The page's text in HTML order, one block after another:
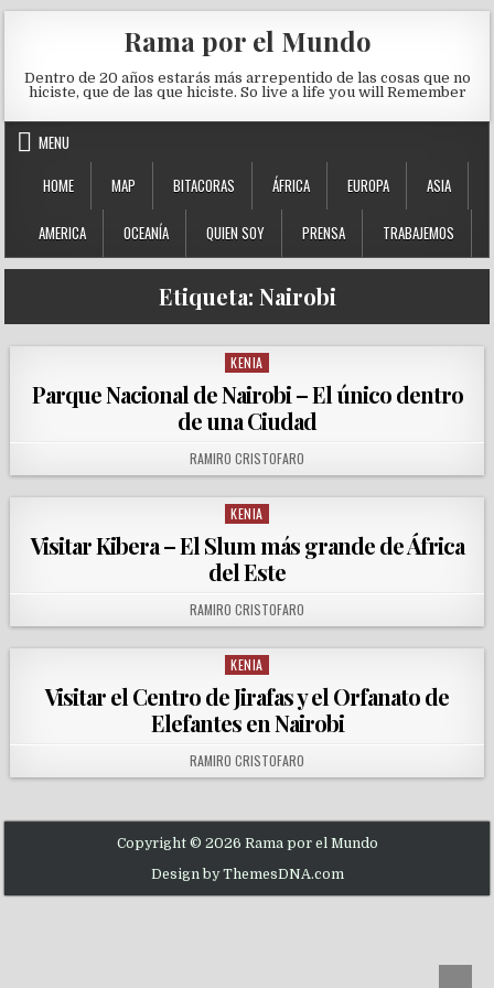
Rama por el Mundo
Dentro de 20 años estarás más arrepentido de las cosas que no
hiciste, que de las que hiciste. So live a life you will Remember
MENU
HOME
MAP BITACORAS ÁFRICA EUROPA ASIA
AMERICA OCEANÍA QUIEN SOY PRENSA TRABAJEMOS
Etiqueta: Nairobi
Posted in
KENIA
Parque Nacional de Nairobi – El único dentro
de una Ciudad
AUTHOR:
RAMIRO CRISTOFARO
Posted in
KENIA
Visitar Kibera – El Slum más grande de África
del Este
AUTHOR:
RAMIRO CRISTOFARO
Posted in
KENIA
Visitar el Centro de Jirafas y el Orfanato de
Elefantes en Nairobi
AUTHOR:
RAMIRO CRISTOFARO
Copyright © 2026 Rama por el Mundo
Design by ThemesDNA.com